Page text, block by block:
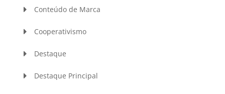
Conteúdo de Marca
Cooperativismo
Destaque
Destaque Principal